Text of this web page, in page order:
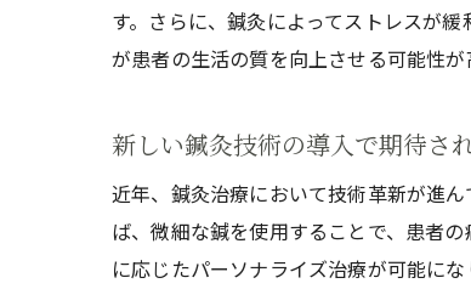
す。さらに、鍼灸によってストレスが
が患者の生活の質を向上させる可能性
新しい鍼灸技術の導入で期待さ
近年、鍼灸治療において技術革新が進
ば、微細な鍼を使用することで、患者
に応じたパーソナライズ治療が可能に